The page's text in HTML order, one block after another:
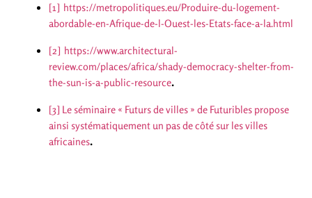
[1] https://metropolitiques.eu/Produire-du-logement-
abordable-en-Afrique-de-l-Ouest-les-Etats-face-a-la.html
[2] https://www.architectural-
review.com/places/africa/shady-democracy-shelter-from-
the-sun-is-a-public-resource.
[3] Le séminaire « Futurs de villes » de Futuribles propose
ainsi systématiquement un pas de côté sur les villes
africaines.